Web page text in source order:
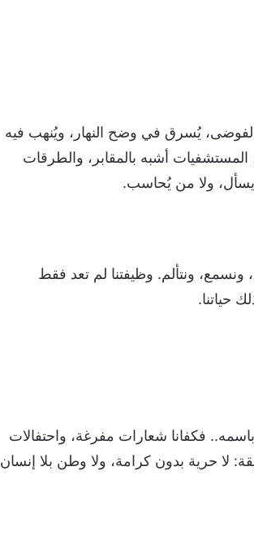
يُسرق في وضح النهار، ويُنهب فيه
أشبه بالمقابر، والطرقات
ولا من يُحاسب.
ونتألم. وظيفتنا لم تعد فقط
حياتنا.
فكفانا شعارات مفرغة، واحتفالات
لا حرية بدون كرامة، ولا وطن بلا إنسان